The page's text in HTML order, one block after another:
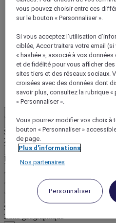
ALL Accor+ Voyager
15% de réduction
+30 marques
DÉCOUVRIR
Plus
Retour
Sélectionnez votre zone et votre
Zone géographique
Pays/Région - Langue
Valider votre zone et votre langue
Sélectionnez votre devise ci-dessous
Zone géographique
vous pouvez choisir entre ces
sur le bouton « Personnaliser ».
Si vous acceptez l’utilisation
ciblée, Accor traitera votre email (si
« hashée », associé à vos
et de fidélité pour vous afficher
sites tiers et des réseaux sociaux.
croisées avec des données dont
savoir plus, consultez la rubrique
« Personnaliser ».
Vous pourrez modifier vos choix à
bouton « Personnaliser »
de page.
Plus d'informations
Nos partenaires
Personnaliser